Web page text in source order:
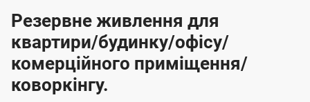
Резервне живлення для
квартири/будинку/офісу/
комерційного приміщення/
коворкінгу.